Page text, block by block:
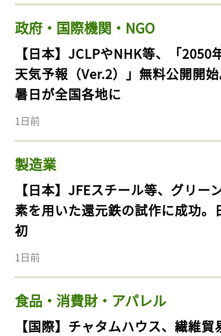
政府・国際機関・NGO
【日本】JCLPやNHK等、「2050
天気予報（Ver.2）」無料公開開
暑日が全国各地に
1日前
製造業
【日本】JFEスチール等、グリー
素を用いた還元鉄の試作に成功。
初
1日前
食品・消費財・アパレル
【国際】チャタムハウス、繊維貿